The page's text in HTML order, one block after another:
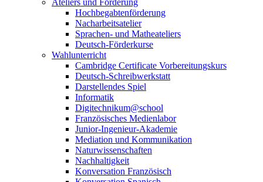
Ateliers und Förderung
Hochbegabtenförderung
Nacharbeitsatelier
Sprachen- und Matheateliers
Deutsch-Förderkurse
Wahlunterricht
Cambridge Certificate Vorbereitungskurs
Deutsch-Schreibwerkstatt
Darstellendes Spiel
Informatik
Digitechnikum@school
Französisches Medienlabor
Junior-Ingenieur-Akademie
Mediation und Kommunikation
Naturwissenschaften
Nachhaltigkeit
Konversation Französisch